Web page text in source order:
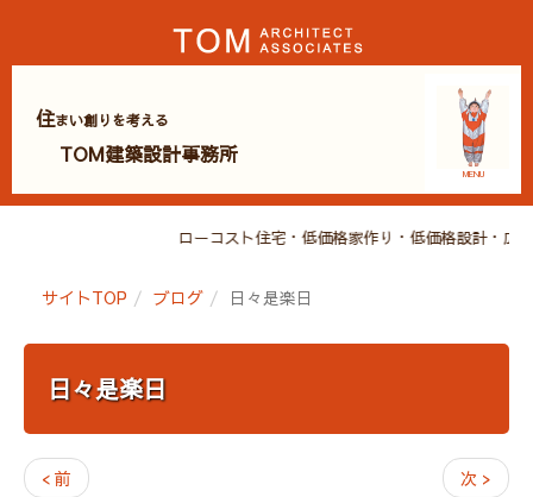
MENU
住まい創りを考える
TOM建築設計事務所
ローコスト住宅・低価格家作り・低価格設計・
サイトTOP ブログ 日々是楽日
日々是楽日
< 前 次 >